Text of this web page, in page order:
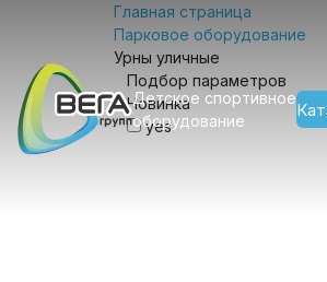
Детское спортивное
оборудование
Главная страница
Парковое оборудование
Урны уличные
Подбор параметров
Новинка
yes